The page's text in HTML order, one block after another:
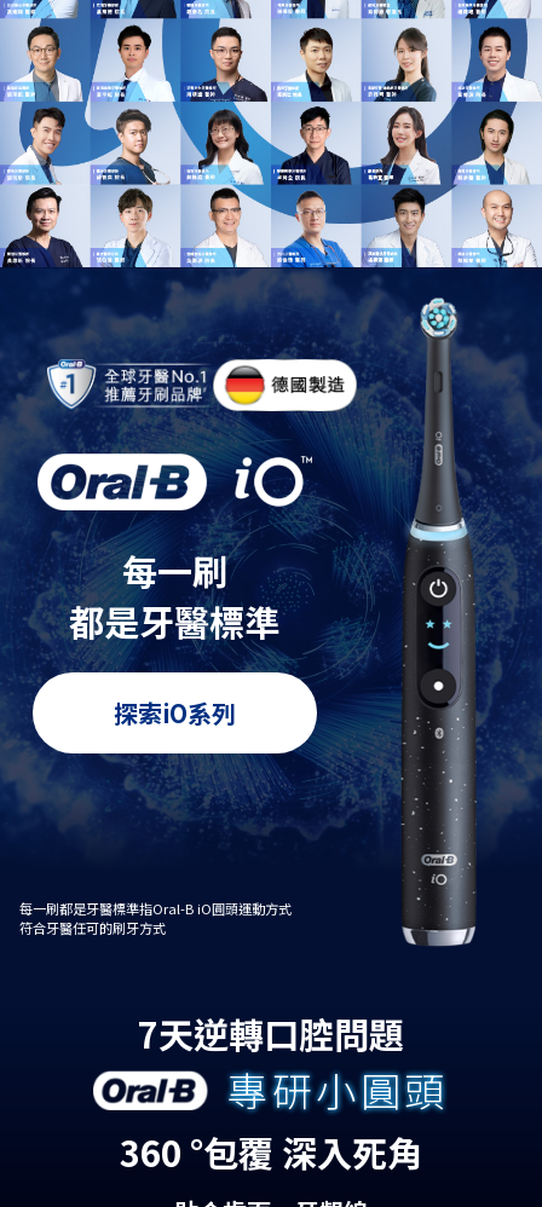
每一刷
都是牙醫標準
探索iO系列
每一刷都是牙醫標準指Oral-B iO圓頭運動方式
符合牙醫任可的刷牙方式
7天逆轉口腔問題
專研小圓頭
360 °包覆 深入死角